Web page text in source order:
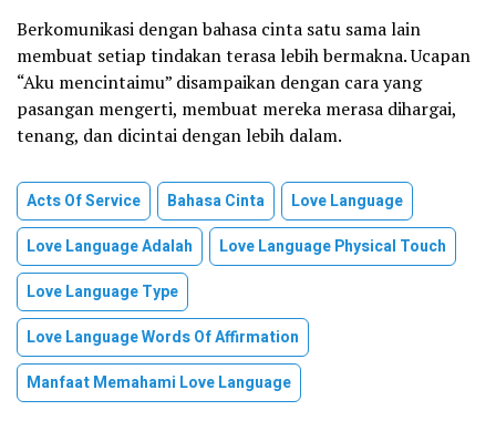
Berkomunikasi dengan bahasa cinta satu sama lain
membuat setiap tindakan terasa lebih bermakna. Ucapan
“Aku mencintaimu” disampaikan dengan cara yang
pasangan mengerti, membuat mereka merasa dihargai,
tenang, dan dicintai dengan lebih dalam.
Acts Of Service Bahasa Cinta
Love Language
Love Language Adalah
Love Language Physical Touch
Love Language Type
Love Language Words Of Affirmation
Manfaat Memahami Love Language